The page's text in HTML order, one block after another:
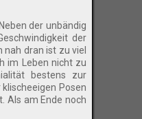
Neben der unbändig
der
dran ist zu viel
im Leben nicht zu
bestens zur
Posen
Als am Ende noch